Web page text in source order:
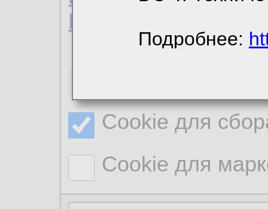
Подробнее:
Политика
Cookie для
Cookie для